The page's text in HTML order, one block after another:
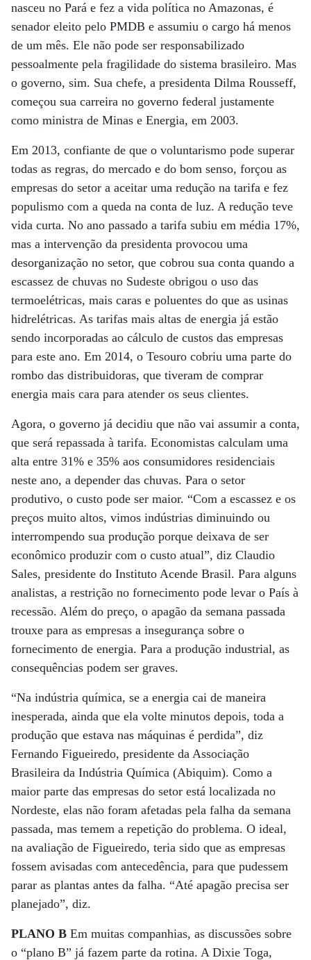
nasceu no Pará e fez a vida política no Amazonas, é
senador eleito pelo PMDB e assumiu o cargo há menos
de um mês. Ele não pode ser responsabilizado
pessoalmente pela fragilidade do sistema brasileiro. Mas
o governo, sim. Sua chefe, a presidenta Dilma Rousseff,
começou sua carreira no governo federal justamente
como ministra de Minas e Energia, em 2003.
Em 2013, confiante de que o voluntarismo pode superar
todas as regras, do mercado e do bom senso, forçou as
empresas do setor a aceitar uma redução na tarifa e fez
populismo com a queda na conta de luz. A redução teve
vida curta. No ano passado a tarifa subiu em média 17%,
mas a intervenção da presidenta provocou uma
desorganização no setor, que cobrou sua conta quando a
escassez de chuvas no Sudeste obrigou o uso das
termoelétricas, mais caras e poluentes do que as usinas
hidrelétricas. As tarifas mais altas de energia já estão
sendo incorporadas ao cálculo de custos das empresas
para este ano. Em 2014, o Tesouro cobriu uma parte do
rombo das distribuidoras, que tiveram de comprar
energia mais cara para atender os seus clientes.
Agora, o governo já decidiu que não vai assumir a conta,
que será repassada à tarifa. Economistas calculam uma
alta entre 31% e 35% aos consumidores residenciais
neste ano, a depender das chuvas. Para o setor
produtivo, o custo pode ser maior. “Com a escassez e os
preços muito altos, vimos indústrias diminuindo ou
interrompendo sua produção porque deixava de ser
econômico produzir com o custo atual”, diz Claudio
Sales, presidente do Instituto Acende Brasil. Para alguns
analistas, a restrição no fornecimento pode levar o País à
recessão. Além do preço, o apagão da semana passada
trouxe para as empresas a insegurança sobre o
fornecimento de energia. Para a produção industrial, as
consequências podem ser graves.
“Na indústria química, se a energia cai de maneira
inesperada, ainda que ela volte minutos depois, toda a
produção que estava nas máquinas é perdida”, diz
Fernando Figueiredo, presidente da Associação
Brasileira da Indústria Química (Abiquim). Como a
maior parte das empresas do setor está localizada no
Nordeste, elas não foram afetadas pela falha da semana
passada, mas temem a repetição do problema. O ideal,
na avaliação de Figueiredo, teria sido que as empresas
fossem avisadas com antecedência, para que pudessem
parar as plantas antes da falha. “Até apagão precisa ser
planejado”, diz.
PLANO B Em muitas companhias, as discussões sobre
o “plano B” já fazem parte da rotina. A Dixie Toga,